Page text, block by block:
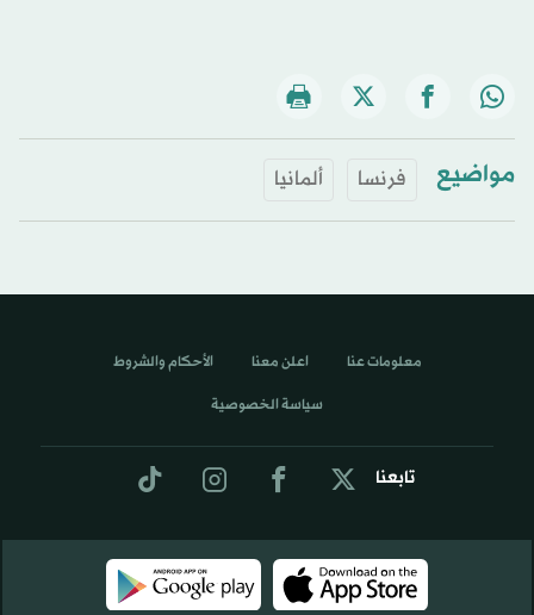
مواضيع فرنسا ألمانيا
تابعنا
معلومات عنا اعلن معنا الأحكام والشروط
سياسة الخصوصية